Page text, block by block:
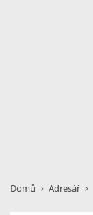
Domů Adresář